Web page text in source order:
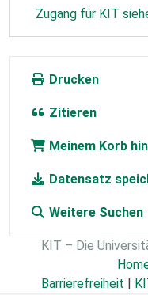
Zugang für KIT
Drucken
Zitieren
Meinem Korb
Datensatz
Weitere Suchen
KIT – Die
Barrierefreiheit |